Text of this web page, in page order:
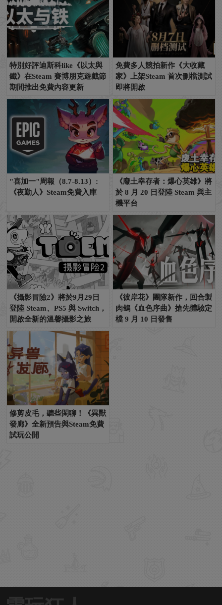
特別好評迪斯科like《以太與
鐵》在Steam 賽博朋克遊戲節
期間推出免費內容更新
免費多人競拍新作《大收藏
家》上架Steam 首次刪檔測試
即將開啟
"喜加一"周報（8.7-8.13）:
《夜勤人》Steam免費入庫
《廢土幸存者：爆心英雄》將
於 8 月 20 日登陸 Steam 與主
機平台
《攝影冒險2》將於9月29日
登陸 Steam、PS5 與 Switch，
開啟全新的溫馨攝影之旅
《彼岸花》團隊新作，回合製
肉鴿《血色序曲》搶先體驗定
檔 9 月 10 日發售
修剪皮毛，聽些閑聊！《異獸
發廊》全新預告與Steam免費
試玩公開